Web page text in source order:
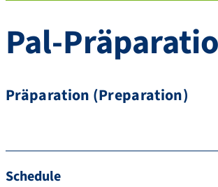
Pal-
Präparation (Preparation)
Schedule